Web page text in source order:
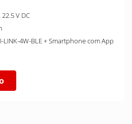
V DC
LINK-4W-BLE + Smartphone com App